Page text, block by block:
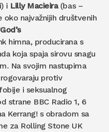
i Lilly Macieira(bas –
najvažnijih društvenih
himna, producirana s
koja spaja sirovu snagu
Na svojim nastupima
protiv
i seksualnog
strane BBC Radio 1, 6
Kerrang! s obradom sa
za Rolling Stone UK